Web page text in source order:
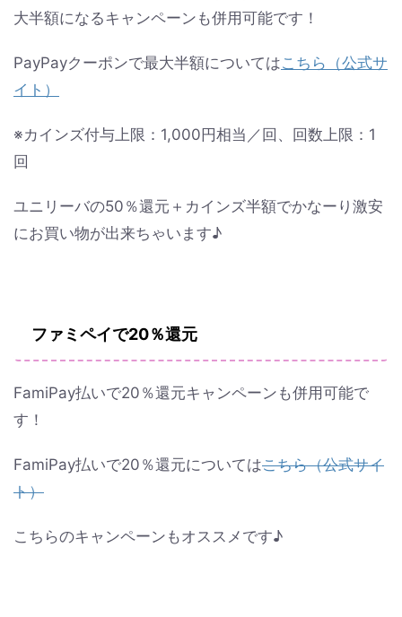
大半額になるキャンペーンも併用可能です！
PayPayクーポンで最大半額についてはこちら（公式サ
イト）
※カインズ付与上限：1,000円相当／回、回数上限：1
回
ユニリーバの50％還元＋カインズ半額でかなーり激安
にお買い物が出来ちゃいます♪
ファミペイで20％還元
FamiPay払いで20％還元キャンペーンも併用可能で
す！
FamiPay払いで20％還元についてはこちら（公式サイ
ト）
こちらのキャンペーンもオススメです♪